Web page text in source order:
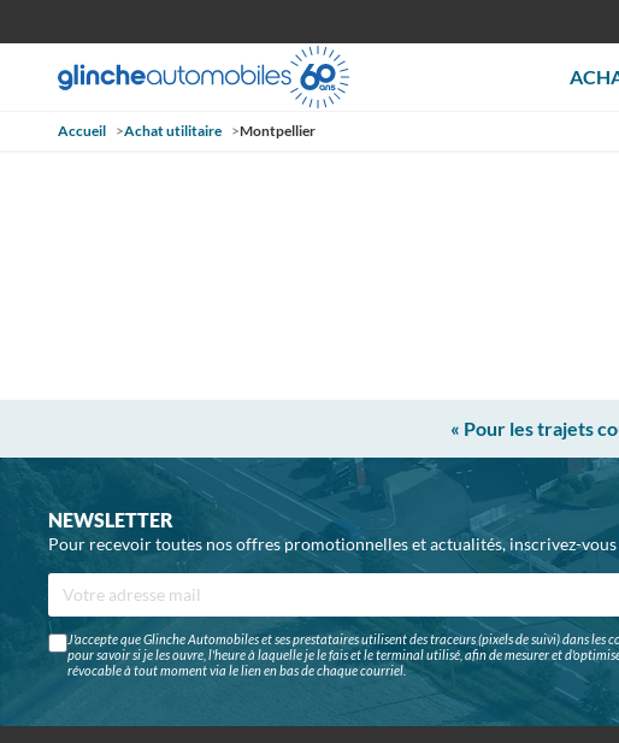
Accueil >Achat utilitaire >Montpellier
« Pour les trajets
NEWSLETTER
Pour recevoir toutes nos offres promotionnelles et actualités, inscrivez-
J'accepte que Glinche Automobiles et ses prestataires utilisent des traceurs (pixels de suivi) dans les
pour savoir si je les ouvre, l'heure à laquelle je le fais et le terminal utilisé, afin de mesurer et
révocable à tout moment via le lien en bas de chaque courriel.